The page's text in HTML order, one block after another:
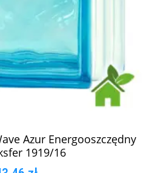
Azur Energooszczędny
1919/16